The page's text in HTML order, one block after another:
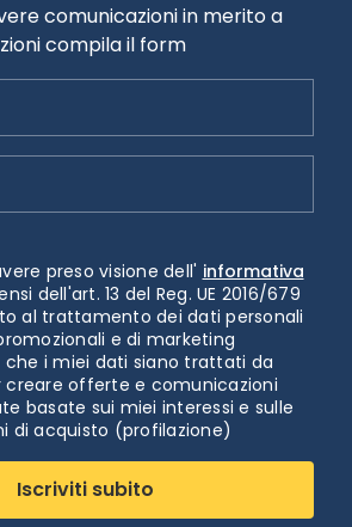
comunicazioni in merito a
compila il form
preso visione dell' informativa
dell'art. 13 del Reg. UE 2016/679
al trattamento dei dati personali
e di marketing
che i miei dati siano trattati da
creare offerte e comunicazioni
basate sui miei interessi e sulle
di acquisto (profilazione)
Iscriviti subito